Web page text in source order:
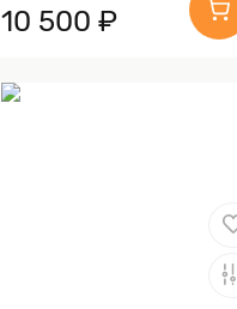
10 500 ₽